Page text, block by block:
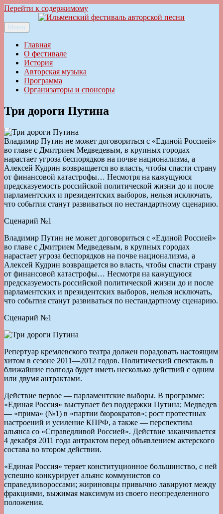
Перейти к содержимому
Ильменский фестиваль авторской песни
Меню
Главная
О фестивале
История
Авторская музыка
Программа
Организаторы и спонсоры
Три дороги Путина
Владимир Путин не может договориться с «Единой Россией»
во главе с Дмитрием Медведевым, в крупных городах
нарастает угроза беспорядков на почве национализма, а
Алексей Кудрин возвращается во власть, чтобы спасти страну
от финансовой катастрофы… Несмотря на кажущуюся
предсказуемость российской политической жизни до и после
парламентских и президентских выборов, нельзя исключать,
что события станут развиваться по нестандартному сценарию.
Сценарий №1
Владимир Путин не может договориться с «Единой Россией»
во главе с Дмитрием Медведевым, в крупных городах
нарастает угроза беспорядков на почве национализма, а
Алексей Кудрин возвращается во власть, чтобы спасти страну
от финансовой катастрофы… Несмотря на кажущуюся
предсказуемость российской политической жизни до и после
парламентских и президентских выборов, нельзя исключать,
что события станут развиваться по нестандартному сценарию.
Сценарий №1
Репертуар кремлевского театра должен порадовать настоящим
хитом в сезоне 2011—2012 годов. Политический спектакль в
ближайшие полгода будет иметь несколько действий с одним
или двумя антрактами.
Действие первое — парламентские выборы. В программе:
«Единая Россия» выступает без поддержки Путина; Медведев
— «прима» (№1) в «партии бюрократов»; рост протестных
настроений и усиление КПРФ, а также — перспектива
альянса со «Справедливой Россией». Дейст­вие заканчивается
4 декабря 2011 года антрактом перед объявлением актерского
состава во втором действии.
«Единая Россия» теряет конституционное большинство, с ней
успешно конкурирует альянс коммунистов со
справедливороссами; жириновцы привычно лавируют между
фракциями, выжимая максимум из своего неопределенного
положения.